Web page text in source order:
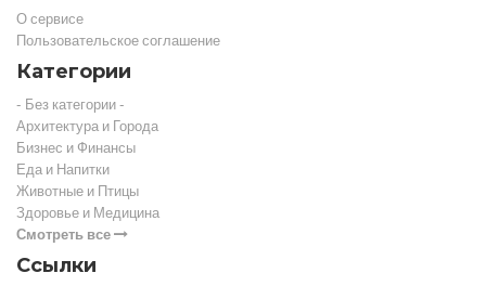
О сервисе
Пользовательское соглашение
Категории
- Без категории -
Архитектура и Города
Бизнес и Финансы
Еда и Напитки
Животные и Птицы
Здоровье и Медицина
Смотреть все
Ссылки